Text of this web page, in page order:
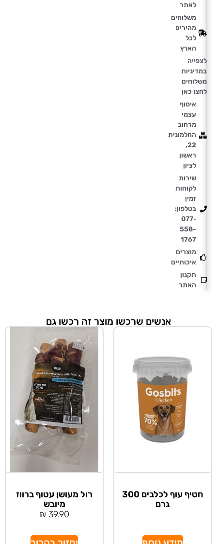
לאתר
משלוחים
מהירים
לכל
הארץ
לצפייה
במדיניות
משלוחים
לחצו כאן
איסוף
עצמי
מרחוב
החלמונית
22,
ראשון
לציון
שירות
לקוחות
זמין
בטלפון:
077-
558-
1767
מוצרים
איכותיים
תקנון
האתר
אנשים שרכשו מוצר זה רכשו גם
חטיף עוף לכלבים 300
גרם
רול מעושן עטוף ברווז
מיובש
39.90
₪